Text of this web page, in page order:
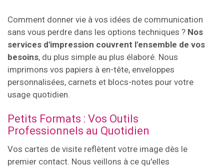
Comment donner vie à vos idées de communication
sans vous perdre dans les options techniques ? Nos
services d'impression couvrent l'ensemble de vos
besoins, du plus simple au plus élaboré. Nous
imprimons vos papiers à en-tête, enveloppes
personnalisées, carnets et blocs-notes pour votre
usage quotidien.
Petits Formats : Vos Outils
Professionnels au Quotidien
Vos cartes de visite reflètent votre image dès le
premier contact. Nous veillons à ce qu'elles